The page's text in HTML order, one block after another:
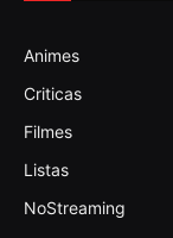
Animes
Criticas
Filmes
Listas
NoStreaming